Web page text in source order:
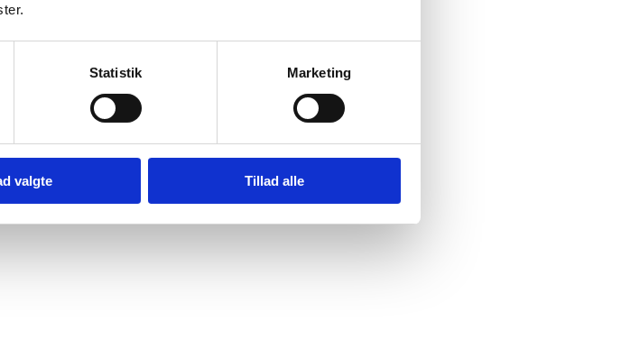
Statistik Marketing
valgte Tillad alle
, herunder om konfliktløsninger i
om hævndrab, herunder